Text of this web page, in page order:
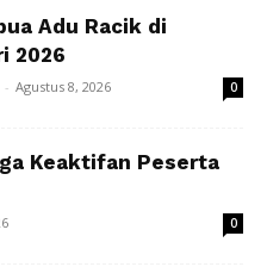
Adu Racik di
2026
- Agustus 8, 2026 0
Keaktifan Peserta
0